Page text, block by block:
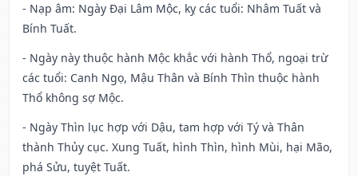
- Nạp âm: Ngày Đại Lâm Mộc, kỵ các tuổi: Nhâm Tuất và
Bính Tuất.
- Ngày này thuộc hành Mộc khắc với hành Thổ, ngoại trừ
các tuổi: Canh Ngọ, Mậu Thân và Bính Thìn thuộc hành
Thổ không sợ Mộc.
- Ngày Thìn lục hợp với Dậu, tam hợp với Tý và Thân
thành Thủy cục. Xung Tuất, hình Thìn, hình Mùi, hại Mão,
phá Sửu, tuyệt Tuất.